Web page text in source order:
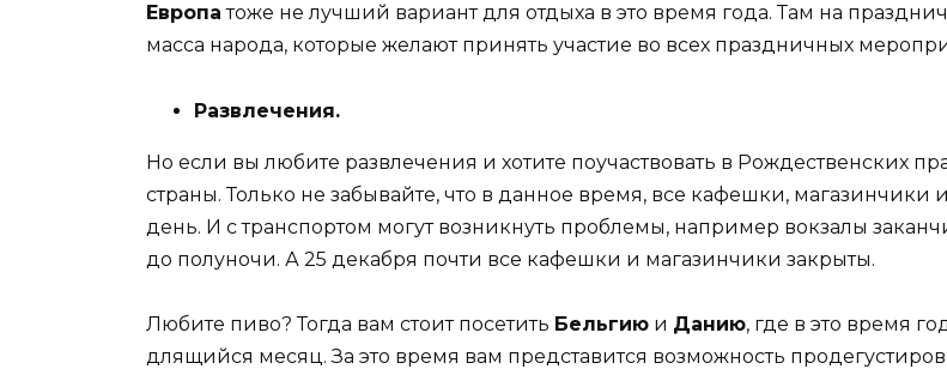
Европа тоже не лучший вариант для отдыха в это время года. Там на
масса народа, которые желают принять участие во всех праздничных
Развлечения.
Но если вы любите развлечения и хотите поучаствовать в Рождественских
страны. Только не забывайте, что в данное время, все кафешки,
день. И с транспортом могут возникнуть проблемы, например вокзалы
до полуночи. А 25 декабря почти все кафешки и магазинчики закрыты.
Любите пиво? Тогда вам стоит посетить Бельгию и Данию, где в это время
длящийся месяц. За это время вам представится возможность